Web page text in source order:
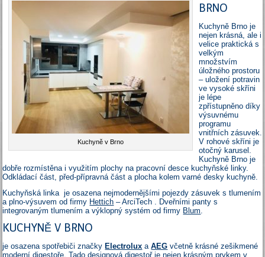
Kuchyně v Brno
BRNO
Kuchyně Brno je
nejen krásná, ale i
velice praktická s
velkým
množstvím
úložného prostoru
– uložení potravin
ve vysoké skříni
je lépe
zpřístupněno díky
výsuvnému
programu
vnitřních zásuvek.
V rohové skříni je
otočný karusel.
Kuchyně Brno je
dobře rozmístěna i využitím plochy na pracovní desce kuchyňské linky.
Odkládací část, před-přípravná část a plocha kolem varné desky kuchyně.
Kuchyňská linka je osazena nejmodernějšími pojezdy zásuvek s tlumením
a plno-výsuvem od firmy Hettich – ArciTech . Dveřními panty s
integrovaným tlumením a výklopný systém od firmy Blum
KUCHYNĚ V BRNO
je osazena spotřebiči značkyElectrolux aAEG včetně krásné zešikmené
moderní digestoře. Tado designová digestoř je nejen krásným prvkem v